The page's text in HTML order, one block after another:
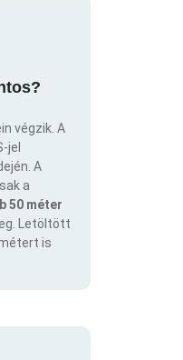
végzik. A
jel
A
a
50 méter
Letöltött
is